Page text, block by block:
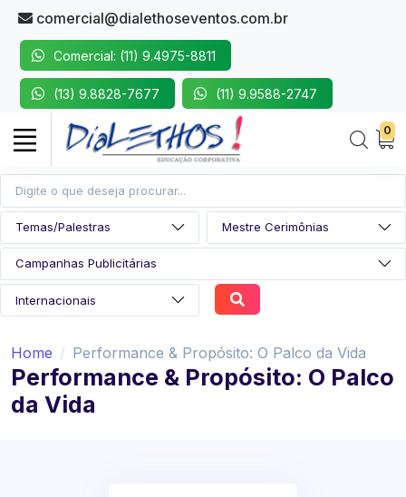
comercial@dialethoseventos.com.br
Comercial: (11) 9.4975-8811
(13) 9.8828-7677 (11) 9.9588-2747
0
Home Performance & Propósito: O Palco da Vida
Performance & Propósito: O Palco
da Vida